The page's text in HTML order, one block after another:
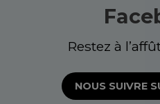
Restez à
NOUS SUIVRE